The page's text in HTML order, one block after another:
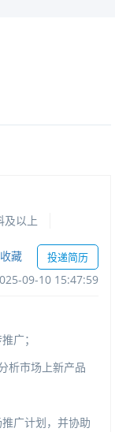
及以上
收藏
投递简历
09-1015:47:59
广；
析市场上新产品
广计划，并协助